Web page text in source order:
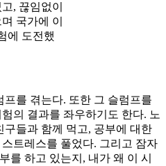
, 끊임없이
국가에 이
에 도전했
를 겪는다. 또한 그 슬럼프를
의 결과를 좌우하기도 한다. 노
들과 함께 먹고, 공부에 대한
트레스를 풀었다. 그리고 잠자
를 하고 있는지, 내가 왜 이 시